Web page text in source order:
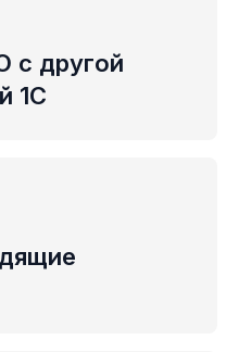
с другой
1С